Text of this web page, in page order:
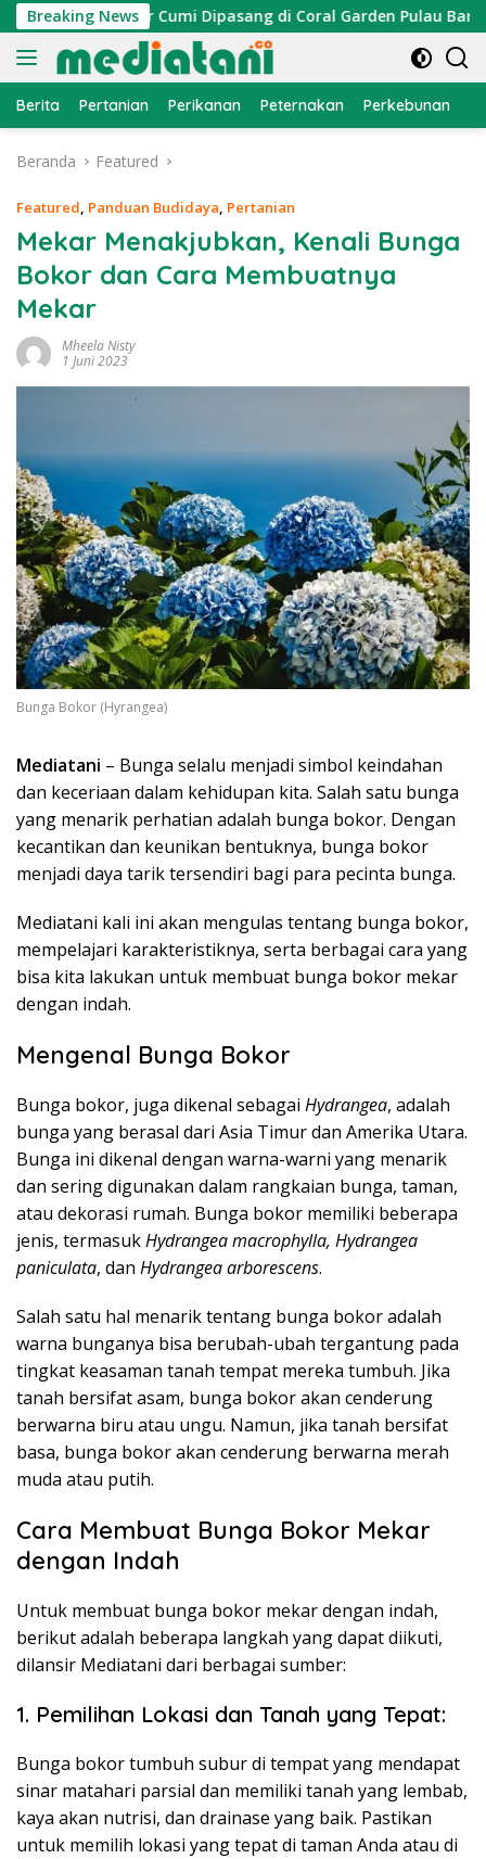
Langsung
ke
konten
Breaking News
Atraktor Cumi Dipasang di Coral Garden Pulau Barrang
Berita Pertanian Perikanan Peternakan Perkebunan
Beranda Featured
Featured, Panduan Budidaya, Pertanian
Mekar Menakjubkan, Kenali Bunga
Bokor dan Cara Membuatnya
Mekar
Mheela Nisty
1 Juni 2023
Bunga Bokor (Hyrangea)
Mediatani – Bunga selalu menjadi simbol keindahan
dan keceriaan dalam kehidupan kita. Salah satu bunga
yang menarik perhatian adalah bunga bokor. Dengan
kecantikan dan keunikan bentuknya, bunga bokor
menjadi daya tarik tersendiri bagi para pecinta bunga.
Mediatani kali ini akan mengulas tentang bunga bokor,
mempelajari karakteristiknya, serta berbagai cara yang
bisa kita lakukan untuk membuat bunga bokor mekar
dengan indah.
Mengenal Bunga Bokor
Bunga bokor, juga dikenal sebagai Hydrangea, adalah
bunga yang berasal dari Asia Timur dan Amerika Utara.
Bunga ini dikenal dengan warna-warni yang menarik
dan sering digunakan dalam rangkaian bunga, taman,
atau dekorasi rumah. Bunga bokor memiliki beberapa
jenis, termasukHydrangea macrophylla, Hydrangea
paniculata, dan Hydrangea arborescens.
Salah satu hal menarik tentang bunga bokor adalah
warna bunganya bisa berubah-ubah tergantung pada
tingkat keasaman tanah tempat mereka tumbuh. Jika
tanah bersifat asam, bunga bokor akan cenderung
berwarna biru atau ungu. Namun, jika tanah bersifat
basa, bunga bokor akan cenderung berwarna merah
muda atau putih.
Cara Membuat Bunga Bokor Mekar
dengan Indah
Untuk membuat bunga bokor mekar dengan indah,
berikut adalah beberapa langkah yang dapat diikuti,
dilansir Mediatani dari berbagai sumber:
1. Pemilihan Lokasi dan Tanah yang Tepat:
Bunga bokor tumbuh subur di tempat yang mendapat
sinar matahari parsial dan memiliki tanah yang lembab,
kaya akan nutrisi, dan drainase yang baik. Pastikan
untuk memilih lokasi yang tepat di taman Anda atau di